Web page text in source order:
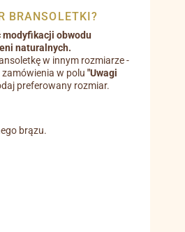
BRANSOLETKI?
obwodu
naturalnych.
w innym rozmiarze -
w polu "Uwagi
preferowany rozmiar.
brązu.